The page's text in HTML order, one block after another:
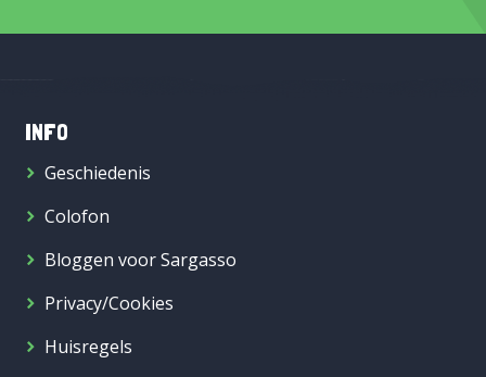
INFO
Geschiedenis
Colofon
Bloggen voor Sargasso
Privacy/Cookies
Huisregels